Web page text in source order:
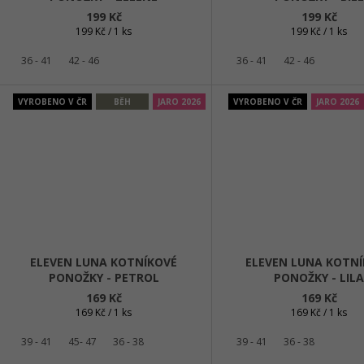
199 Kč
Měrná
199 Kč / 1 ks
36 - 41 42 - 46
199 Kč
Měrná
199 Kč / 1 ks
36 - 41 42 - 46
VYROBENO V ČR BĚH JARO 2026
ELEVEN LUNA KOTNÍKOVÉ
PONOŽKY - PETROL
169 Kč
Měrná
169 Kč / 1 ks
39 - 41 45- 47 36 - 38
VYROBENO V ČR JARO 2026
ELEVEN LUNA
PONOŽKY - LILA
169 Kč
Měrná
169 Kč / 1 ks
39 - 41 36 - 38